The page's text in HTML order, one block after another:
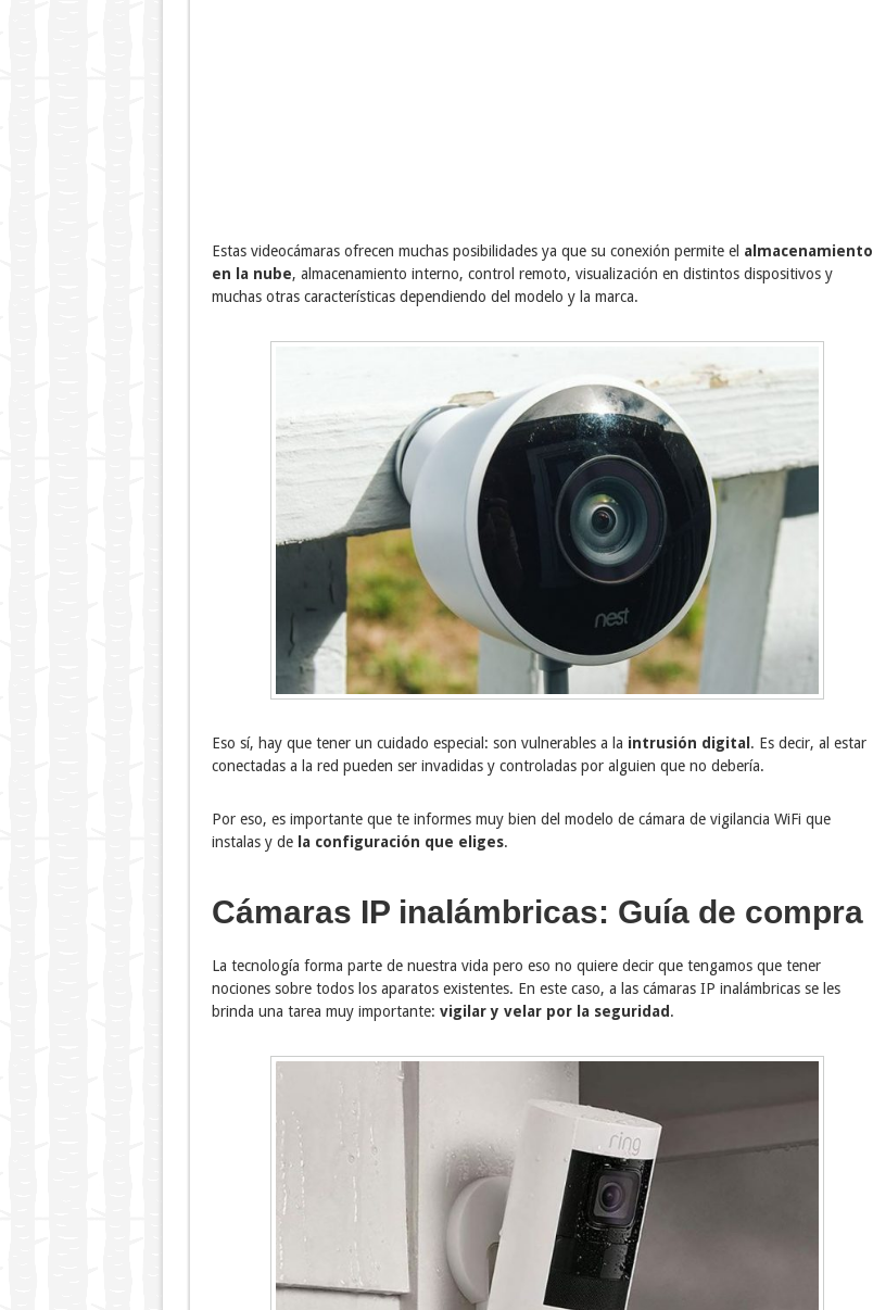
Estas videocámaras ofrecen muchas posibilidades ya que su conexión permite el almacenamiento
en la nube, almacenamiento interno, control remoto, visualización en distintos dispositivos y
muchas otras características dependiendo del modelo y la marca.
Eso sí, hay que tener un cuidado especial: son vulnerables a la intrusión digital . Es decir, al estar
conectadas a la red pueden ser invadidas y controladas por alguien que no debería.
Por eso, es importante que te informes muy bien del modelo de cámara de vigilancia WiFi que
instalas y de la configuración que eliges.
Cámaras IP inalámbricas: Guía de compra
La tecnología forma parte de nuestra vida pero eso no quiere decir que tengamos que tener
nociones sobre todos los aparatos existentes. En este caso, a las cámaras IP inalámbricas se les
brinda una tarea muy importante: vigilar y velar por la seguridad .